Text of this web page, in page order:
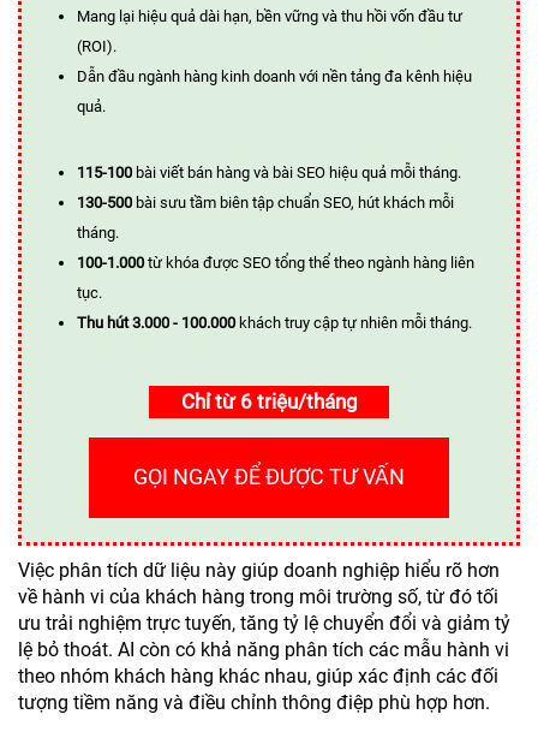
Mang lại hiệu quả dài hạn, bền vững và thu hồi vốn đầu tư
(ROI).
Dẫn đầu ngành hàng kinh doanh với nền tảng đa kênh hiệu
quả.
115-100 bài viết bán hàng và bài SEO hiệu quả mỗi tháng.
130-500 bài sưu tầm biên tập chuẩn SEO, hút khách mỗi
tháng.
100-1.000 từ khóa được SEO tổng thể theo ngành hàng liên
tục.
Thu hút 3.000 - 100.000 khách truy cập tự nhiên mỗi tháng.
Chỉ từ 6 triệu/tháng
GỌI NGAY ĐỂ ĐƯỢC TƯ VẤN
Việc phân tích dữ liệu này giúp doanh nghiệp hiểu rõ hơn
về hành vi của khách hàng trong môi trường số, từ đó tối
ưu trải nghiệm trực tuyến, tăng tỷ lệ chuyển đổi và giảm tỷ
lệ bỏ thoát. AI còn có khả năng phân tích các mẫu hành vi
theo nhóm khách hàng khác nhau, giúp xác định các đối
tượng tiềm năng và điều chỉnh thông điệp phù hợp hơn.